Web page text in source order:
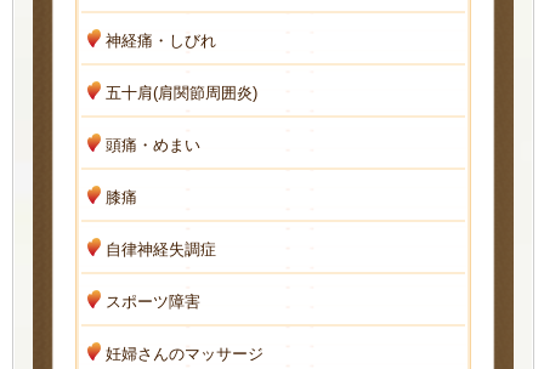
神経痛・しびれ
五十肩(肩関節周囲炎)
頭痛・めまい
膝痛
自律神経失調症
スポーツ障害
妊婦さんのマッサージ